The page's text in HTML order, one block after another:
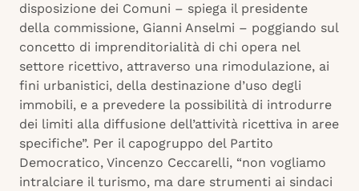
disposizione dei Comuni – spiega il presidente
della commissione, Gianni Anselmi – poggiando sul
concetto di imprenditorialità di chi opera nel
settore ricettivo, attraverso una rimodulazione, ai
fini urbanistici, della destinazione d’uso degli
immobili, e a prevedere la possibilità di introdurre
dei limiti alla diffusione dell’attività ricettiva in aree
specifiche”. Per il capogruppo del Partito
Democratico, Vincenzo Ceccarelli, “non vogliamo
intralciare il turismo, ma dare strumenti ai sindaci